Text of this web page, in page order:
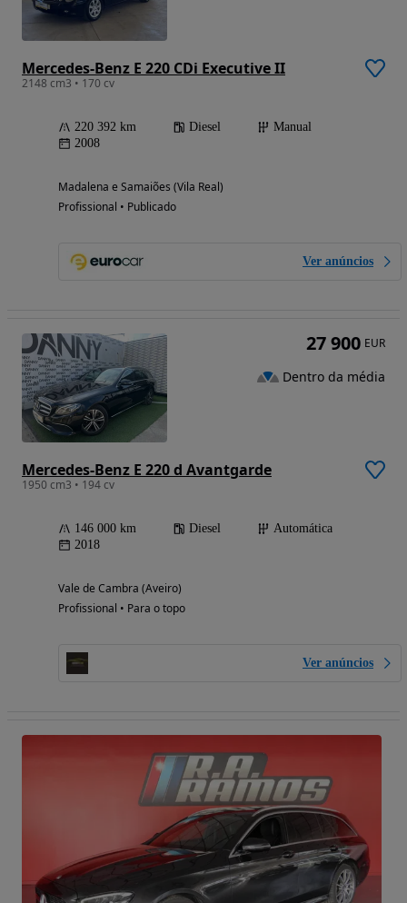
Mercedes-Benz E 220 CDi Executive II
2148 cm3 • 170 cv
220 392 km Diesel
Manual
2008
Madalena e Samaiões (Vila Real)
Profissional • Publicado
Ver anúncios
Mercedes-Benz E 220 d Avantgarde
1950 cm3 • 194 cv
146 000 km Diesel
Automática
2018
Vale de Cambra (Aveiro)
Profissional • Para o topo
Ver anúncios
27 900 EUR
Dentro da média